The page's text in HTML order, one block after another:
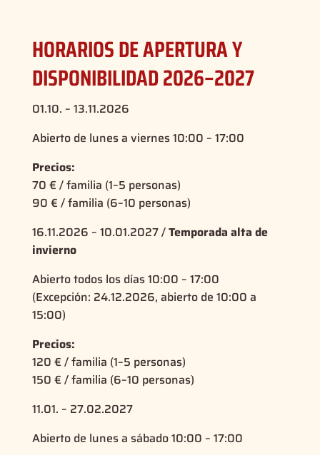
HORARIOS DE APERTURA Y
DISPONIBILIDAD 2026–2027
01.10. – 13.11.2026
Abierto de lunes a viernes 10:00 – 17:00
Precios:
70 € / familia (1–5 personas)
90 € / familia (6–10 personas)
16.11.2026 – 10.01.2027 /Temporada alta de
invierno
Abierto todos los días 10:00 – 17:00
(Excepción: 24.12.2026, abierto de 10:00 a
15:00)
Precios:
120 € / familia (1–5 personas)
150 € / familia (6–10 personas)
11.01. – 27.02.2027
Abierto de lunes a sábado 10:00 – 17:00